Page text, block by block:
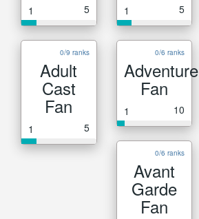
1 5 1 5
0/9 ranks
Adult
Cast
Fan
1 5
0/6 ranks
Adventure
Fan
1 10
0/6 ranks
Avant
Garde
Fan